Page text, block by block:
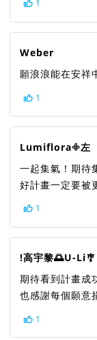
1
Weber
願浪浪能在安祥
1
Lumiflora𖧵左
一起集氣！期待
好計畫一定要被
1
!高宇黎🌅U-Li🎐
期待看到計畫成
也感謝每個願意
1